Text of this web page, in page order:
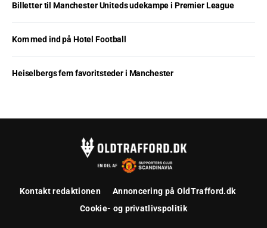
Billetter til Manchester Uniteds udekampe i Premier League
Kom med ind på Hotel Football
Heiselbergs fem favoritsteder i Manchester
Kontakt redaktionen
Annoncering på OldTrafford.dk
Cookie- og privatlivspolitik